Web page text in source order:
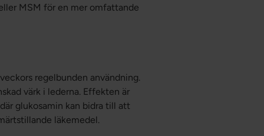
MSM för en mer omfattande
regelbunden användning.
värk i lederna. Effekten är
glukosamin kan bidra till att
läkemedel.